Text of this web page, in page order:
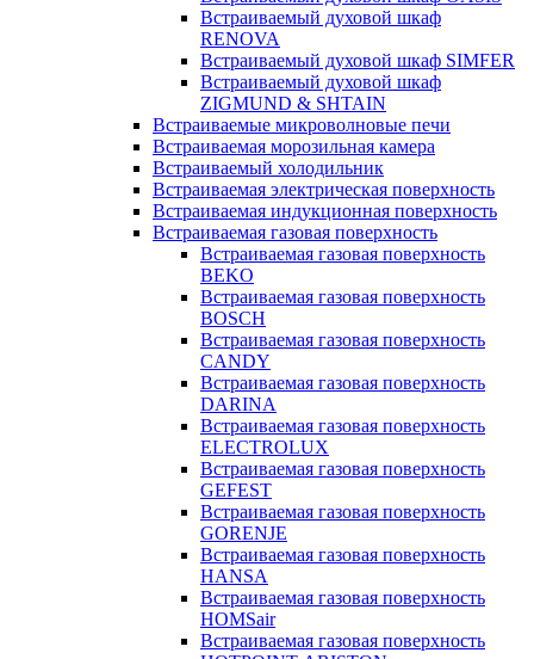
Встраиваемый духовой шкаф
RENOVA
Встраиваемый духовой шкаф SIMFER
Встраиваемый духовой шкаф
ZIGMUND & SHTAIN
Встраиваемые микроволновые печи
Встраиваемая морозильная камера
Встраиваемый холодильник
Встраиваемая электрическая поверхность
Встраиваемая индукционная поверхность
Встраиваемая газовая поверхность
Встраиваемая газовая поверхность
BEKO
Встраиваемая газовая поверхность
BOSCH
Встраиваемая газовая поверхность
CANDY
Встраиваемая газовая поверхность
DARINA
Встраиваемая газовая поверхность
ELECTROLUX
Встраиваемая газовая поверхность
GEFEST
Встраиваемая газовая поверхность
GORENJE
Встраиваемая газовая поверхность
HANSA
Встраиваемая газовая поверхность
HOMSair
Встраиваемая газовая поверхность